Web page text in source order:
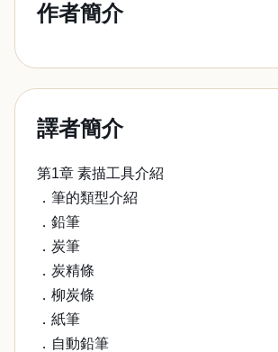
作者簡介
譯者簡介
第1章 素描工具介紹
．筆的類型介紹
．鉛筆
．炭筆
．炭精條
．柳炭條
．紙筆
．自動鉛筆